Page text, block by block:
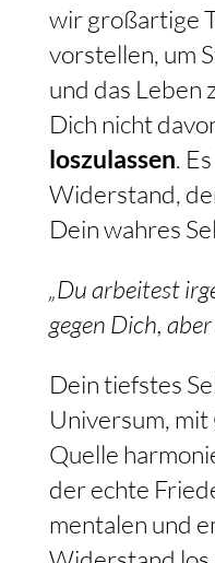
wir großartige
vorstellen, um
und das Leben
loszulassen.
Widerstand,
Dein wahres
„Du arbeitest
gegen Dich,
Dein tiefstes
Universum,
Quelle
der echte
mentalen und